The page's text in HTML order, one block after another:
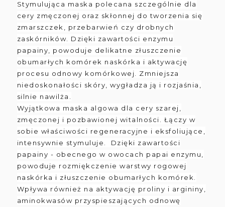
Stymulująca maska polecana szczególnie dla
cery zmęczonej oraz skłonnej do tworzenia się
zmarszczek, przebarwień czy drobnych
zaskórników. Dzięki zawartości enzymu
papainy, powoduje delikatne złuszczenie
obumarłych komórek naskórka i aktywację
procesu odnowy komórkowej. Zmniejsza
niedoskonałości skóry, wygładza ją i rozjaśnia,
silnie nawilża.
Wyjątkowa maska algowa dla cery szarej,
zmęczonej i pozbawionej witalności. Łączy w
sobie właściwości regeneracyjne i eksfoliujące,
intensywnie stymuluje. Dzięki zawartości
papainy - obecnego w owocach papai enzymu,
powoduje rozmiękczenie warstwy rogowej
naskórka i złuszczenie obumarłych komórek.
Wpływa również na aktywację proliny i argininy,
aminokwasów przyspieszających odnowę